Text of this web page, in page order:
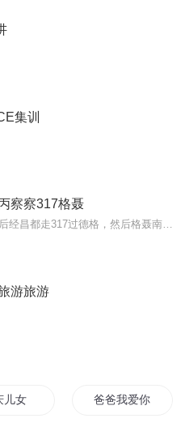
集训
察察317格聂
游旅游
儿女 爸爸我爱你